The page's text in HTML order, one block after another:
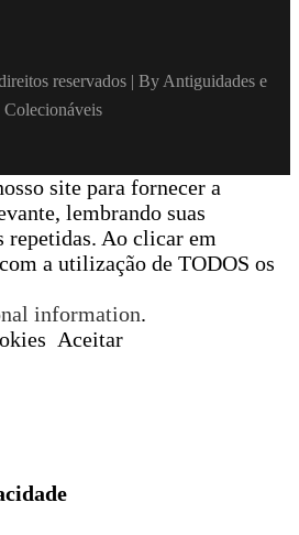
reservados | By Antiguidades e
Colecionáveis
site para fornecer a
lembrando suas
repetidas. Ao clicar em
a utilização de TODOS os
information.
Aceitar